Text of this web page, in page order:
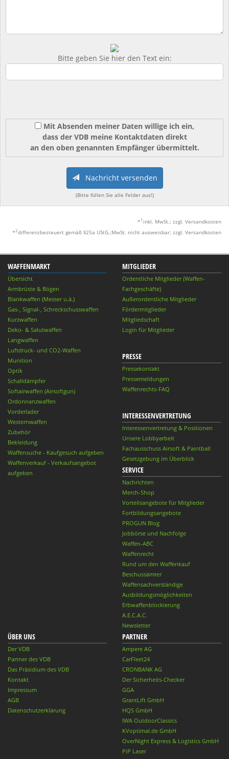
Bitte geben Sie hier den Text ein:
Mit Absenden meiner Daten willige ich ein,
dass der VDB meine Kontaktdaten direkt
an den oben genannten Empfänger übermittelt.
Nachricht versenden
(Bitte füllen Sie alle Felder aus!)
* 1 inkl. MwSt.; zzgl. Versandkosten
*2differenzbesteuert gemäß §25a UStG.;MwSt. nicht ausweisbar; zzgl. Versandkosten
WAFFENMARKT
Übersicht
Armbrüste & Bögen
Blankwaffen (Messer u.ä.)
Gas-, Signal-, Schreckschusswaffen
Kurzwaffen
Deko- & Salutwaffen
Langwaffen
Luftdruck- und CO2-Waffen
Munition
Optik
Schalldämpfer
Softairwaffen (Airsoftgun)
Ordonnanzwaffen
Vorderlader
Westernwaffen
Zubehör
Bekleidung
Waffensuche - Kaufgesuch aufgeben
Waffenverkauf - Verkaufsangebot
aufgeben
MITGLIEDER
Ordentliche Mitglieder (Waffen-
Fachgeschäfte)
Außerordentliche Mitglieder
Fördermitglieder
Mitgliedschaft
Login für Mitglieder
PRESSE
Pressekontakt
Pressemeldungen
Waffenrechts-FAQ
INTERESSENVERTRETUNG
Interessenvertretung & Positionen
Unsere Lobbyarbeit
Fachausschuss Airsoft & Paintball
Gesetzgebung im Überblick
SERVICE
Nachrichten
Merch-Shop
Vorteilsangebote für Mitglieder
Fortbildungsangebote
PROGUN Blog
Jobbörse und Nachfolge
Waffen-ABC
Waffenrecht
Rund um den Waffenkauf
Beschussämter
Waffensachverständige
Ausbildungsmöglichkeiten
Erbwaffenblockierung
A.E.C.A.C.
Newsletter
ÜBER UNS
Der VDB
Partner des VDB
Das Präsidium des VDB
Kontakt
Impressum
AGB
Datenschutzerklärung
PARTNER
Ampere AG
CarFleet24
CRONBANK AG
Der Sicherheits-Checker
GGA
GrantLift GmbH
HQS GmbH
IWA OutdoorClassics
KVoptimal.de GmbH
OverNight Express & Logistics GmbH
PiP Laser